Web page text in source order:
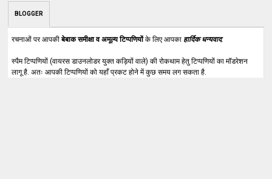
BLOGGER
रचनाओं पर आपकीबेबाक समीक्षा व अमूल्य टिप्पणियोंके लिए आपका हार्दिक धन्यवाद.
स्पैम टिप्पणियों (वायरस डाउनलोडर युक्त कड़ियों वाले) की रोकथाम हेतु टिप्पणियों का मॉडरेशन
लागू है. अतः आपकी टिप्पणियों को यहाँ प्रकट होने में कुछ समय लग सकता है.